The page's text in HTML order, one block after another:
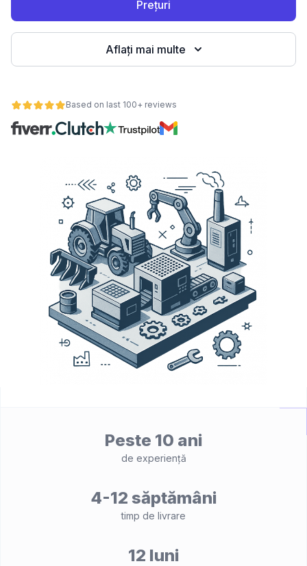
Prețuri
Aflați mai multe
Based on last 100+ reviews
Peste 10 ani
de experiență
4-12 săptămâni
timp de livrare
12 luni